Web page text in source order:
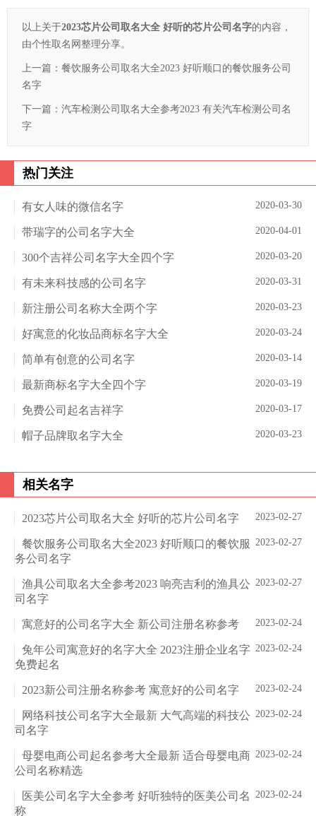
以上关于2023芯片公司取名大全 好听的芯片公司名字的内容，
由个性取名网整理分享。
上一篇： 餐饮服务公司取名大全2023 好听顺口的餐饮服务公司
名字
下一篇： 汽车检测公司取名大全参考2023 有关汽车检测公司名
字
热门关注
2020-03-30
有女人味的微信名字
2020-04-01
带瑞字的公司名字大全
2020-03-20
300个吉祥公司名字大全四个字
2020-03-31
有未来科技感的公司名字
2020-03-23
新注册公司名称大全两个字
2020-03-24
好寓意的化妆品商标名字大全
2020-03-14
简单有创意的公司名字
2020-03-19
最新商标名字大全四个字
2020-03-17
免费公司起名吉祥字
2020-03-23
帽子品牌取名字大全
相关名字
2023-02-27
2023芯片公司取名大全 好听的芯片公司名字
2023-02-27
餐饮服务公司取名大全2023 好听顺口的餐饮服
务公司名字
2023-02-27
渔具公司取名大全参考2023 响亮吉利的渔具公
司名字
2023-02-24
寓意好的公司名字大全 新公司注册名称参考
2023-02-24
兔年公司寓意好的名字大全 2023注册企业名字
免费起名
2023-02-24
2023新公司注册名称参考 寓意好的公司名字
2023-02-24
网络科技公司名字大全最新 大气高端的科技公
司名字
2023-02-24
母婴电商公司起名参考大全最新 适合母婴电商
公司名称精选
2023-02-24
医美公司名字大全参考 好听独特的医美公司名
称